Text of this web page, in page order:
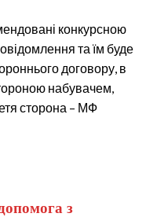
конкурсною
та їм буде
договору, в
набувачем,
сторона – МФ
з